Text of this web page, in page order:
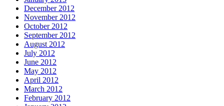
December 2012
November 2012
October 2012
September 2012
August 2012
July 2012
June 2012
May 2012
April 2012
March 2012
February 2012